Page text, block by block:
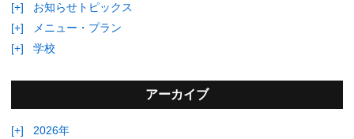
[+]
お知らせトピックス
[+]
メニュー・プラン
[+]
学校
アーカイブ
[+]
2026年